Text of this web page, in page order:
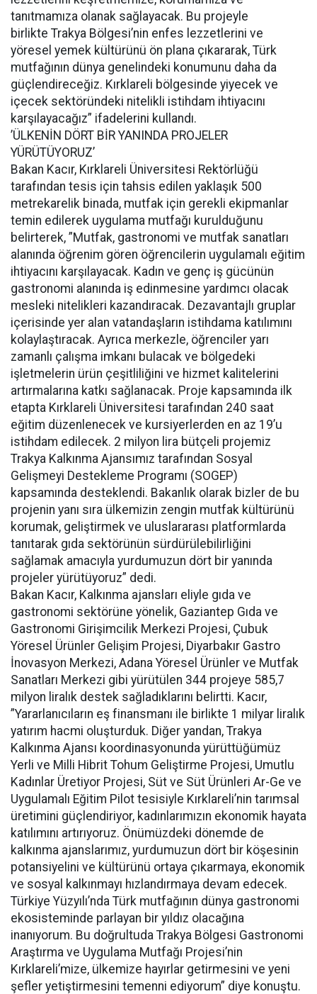
tanıtmamıza olanak sağlayacak. Bu projeyle
birlikte Trakya Bölgesi’nin enfes lezzetlerini ve
yöresel yemek kültürünü ön plana çıkararak, Türk
mutfağının dünya genelindeki konumunu daha da
güçlendireceğiz. Kırklareli bölgesinde yiyecek ve
içecek sektöründeki nitelikli istihdam ihtiyacını
karşılayacağız” ifadelerini kullandı.
’ÜLKENİN DÖRT BİR YANINDA PROJELER
YÜRÜTÜYORUZ’
Bakan Kacır, Kırklareli Üniversitesi Rektörlüğü
tarafından tesis için tahsis edilen yaklaşık 500
metrekarelik binada, mutfak için gerekli ekipmanlar
temin edilerek uygulama mutfağı kurulduğunu
belirterek, ”Mutfak, gastronomi ve mutfak sanatları
alanında öğrenim gören öğrencilerin uygulamalı eğitim
ihtiyacını karşılayacak. Kadın ve genç iş gücünün
gastronomi alanında iş edinmesine yardımcı olacak
mesleki nitelikleri kazandıracak. Dezavantajlı gruplar
içerisinde yer alan vatandaşların istihdama katılımını
kolaylaştıracak. Ayrıca merkezle, öğrenciler yarı
zamanlı çalışma imkanı bulacak ve bölgedeki
işletmelerin ürün çeşitliliğini ve hizmet kalitelerini
artırmalarına katkı sağlanacak. Proje kapsamında ilk
etapta Kırklareli Üniversitesi tarafından 240 saat
eğitim düzenlenecek ve kursiyerlerden en az 19’u
istihdam edilecek. 2 milyon lira bütçeli projemiz
Trakya Kalkınma Ajansımız tarafından Sosyal
Gelişmeyi Destekleme Programı (SOGEP)
kapsamında desteklendi. Bakanlık olarak bizler de bu
projenin yanı sıra ülkemizin zengin mutfak kültürünü
korumak, geliştirmek ve uluslararası platformlarda
tanıtarak gıda sektörünün sürdürülebilirliğini
sağlamak amacıyla yurdumuzun dört bir yanında
projeler yürütüyoruz” dedi.
Bakan Kacır, Kalkınma ajansları eliyle gıda ve
gastronomi sektörüne yönelik, Gaziantep Gıda ve
Gastronomi Girişimcilik Merkezi Projesi, Çubuk
Yöresel Ürünler Gelişim Projesi, Diyarbakır Gastro
İnovasyon Merkezi, Adana Yöresel Ürünler ve Mutfak
Sanatları Merkezi gibi yürütülen 344 projeye 585,7
milyon liralık destek sağladıklarını belirtti. Kacır,
”Yararlanıcıların eş finansmanı ile birlikte 1 milyar liralık
yatırım hacmi oluşturduk. Diğer yandan, Trakya
Kalkınma Ajansı koordinasyonunda yürüttüğümüz
Yerli ve Milli Hibrit Tohum Geliştirme Projesi, Umutlu
Kadınlar Üretiyor Projesi, Süt ve Süt Ürünleri Ar-Ge ve
Uygulamalı Eğitim Pilot tesisiyle Kırklareli’nin tarımsal
üretimini güçlendiriyor, kadınlarımızın ekonomik hayata
katılımını artırıyoruz. Önümüzdeki dönemde de
kalkınma ajanslarımız, yurdumuzun dört bir köşesinin
potansiyelini ve kültürünü ortaya çıkarmaya, ekonomik
ve sosyal kalkınmayı hızlandırmaya devam edecek.
Türkiye Yüzyılı’nda Türk mutfağının dünya gastronomi
ekosisteminde parlayan bir yıldız olacağına
inanıyorum. Bu doğrultuda Trakya Bölgesi Gastronomi
Araştırma ve Uygulama Mutfağı Projesi’nin
Kırklareli’mize, ülkemize hayırlar getirmesini ve yeni
şefler yetiştirmesini temenni ediyorum” diye konuştu.